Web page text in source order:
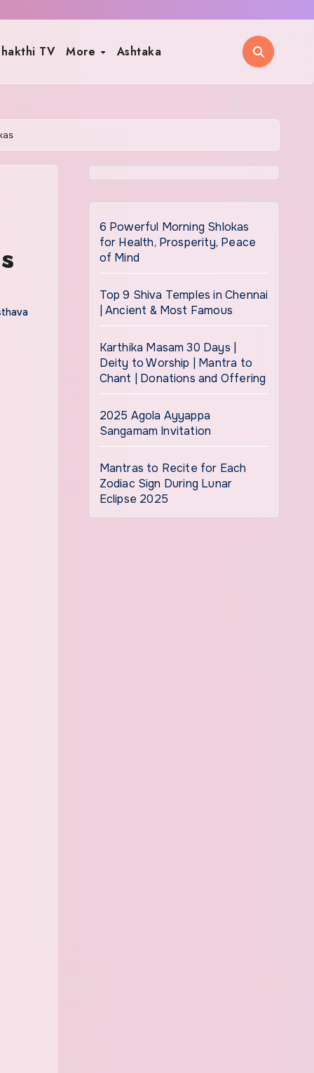
TV More Ashtaka
6 Powerful Morning Shlokas
for Health, Prosperity, Peace
of Mind
Top 9 Shiva Temples in Chennai
| Ancient & Most Famous
Karthika Masam 30 Days |
Deity to Worship | Mantra to
Chant | Donations and Offering
2025 Agola Ayyappa
Sangamam Invitation
Mantras to Recite for Each
Zodiac Sign During Lunar
Eclipse 2025